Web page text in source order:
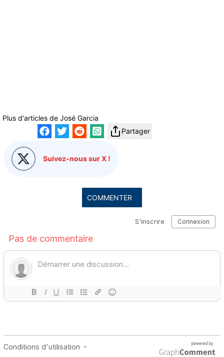
Plus d'articles de José Garcia
Partager
Suivez-nous sur X !
COMMENTER